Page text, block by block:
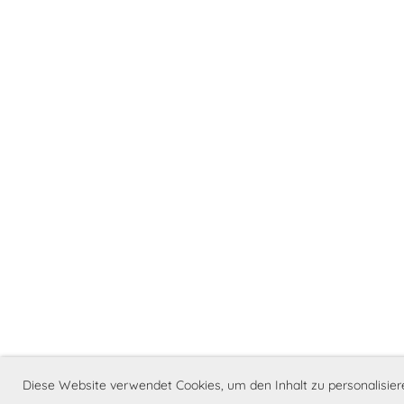
Diese Website verwendet Cookies, um den Inhalt zu